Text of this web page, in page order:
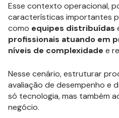
Esse contexto operacional,
características importantes
como equipes distribuídas
profissionais atuando em
níveis de complexidade e
Nesse cenário, estruturar
avaliação de desempenho e
só tecnologia, mas também
negócio.